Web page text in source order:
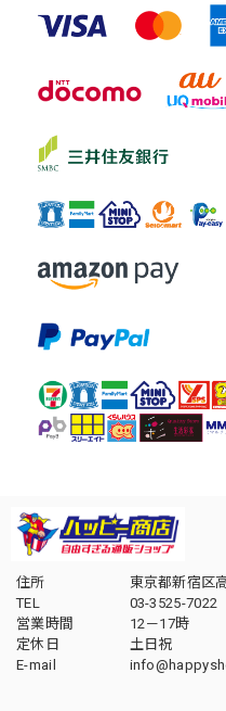
住所
東京都新宿区
TEL
03-3525-7022
営業時間
12－17時
定休日
土日祝
E-mail